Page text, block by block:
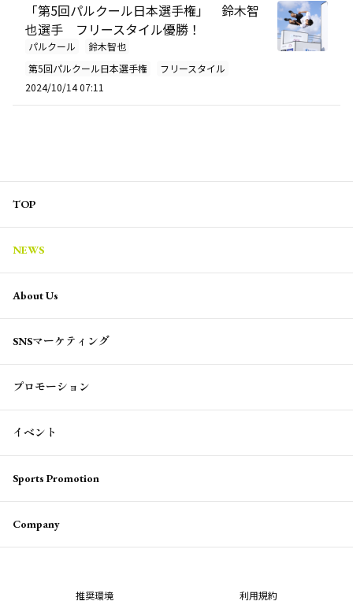
「第5回パルクール日本選手権」 鈴木智
也選手 フリースタイル優勝！
パルクール
鈴木智也
第5回パルクール日本選手権
フリースタイル
2024/10/14 07:11
TOP
NEWS
About Us
SNSマーケティング
プロモーション
イベント
Sports Promotion
Company
推奨環境 利用規約